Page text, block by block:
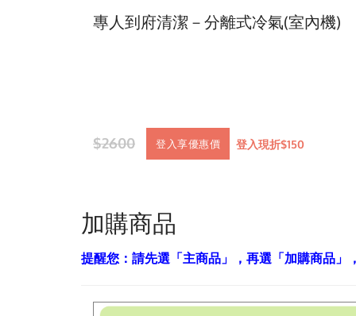
專人到府清潔－分離式冷氣(室內機)
$2600 登入享優惠價 登入現折$150
加購商品
提醒您：請先選「主商品」，再選「加購商品」